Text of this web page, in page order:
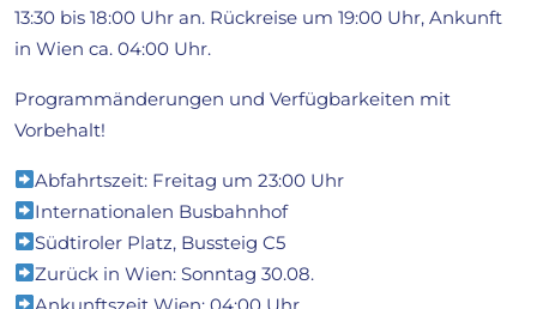
13:30 bis 18:00 Uhr an. Rückreise um 19:00 Uhr, Ankunft
in Wien ca. 04:00 Uhr.
Programmänderungen und Verfügbarkeiten mit
Vorbehalt!
Abfahrtszeit: Freitag um 23:00 Uhr
Internationalen Busbahnhof
Südtiroler Platz, Bussteig C5
Zurück in Wien: Sonntag 30.08.
Ankunftszeit Wien: 04:00 Uhr